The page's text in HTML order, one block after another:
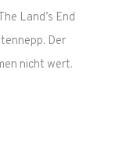
Land’s End
Der
nicht wert.